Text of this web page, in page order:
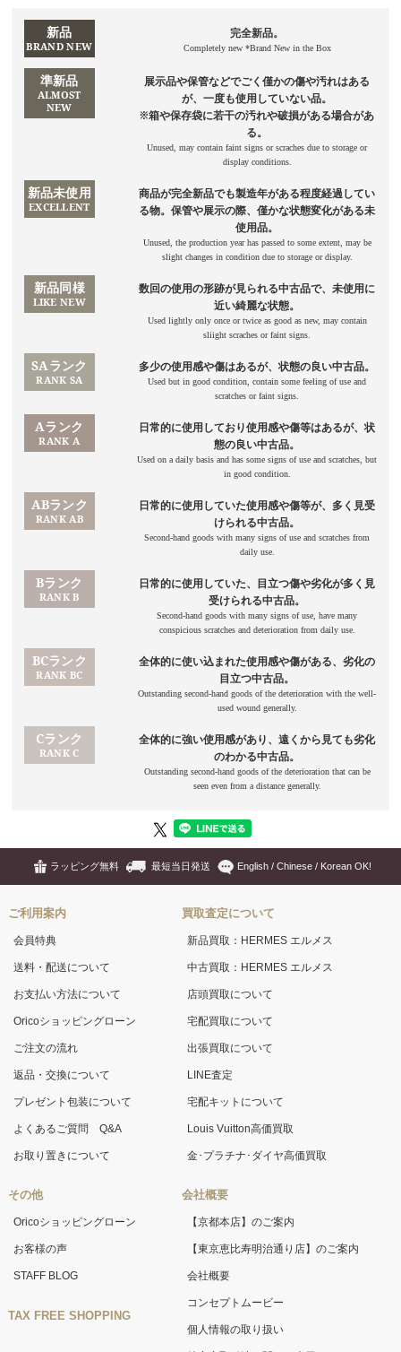
ラッピング無料 最短当日発送 English / Chinese / Korean OK!
ご利用案内
会員特典
送料・配送について
お支払い方法について
Oricoショッピングローン
ご注文の流れ
返品・交換について
プレゼント包装について
よくあるご質問 Q&A
お取り置きについて
その他
Oricoショッピングローン
お客様の声
STAFF BLOG
TAX FREE SHOPPING
買取査定について
新品買取：HERMES エルメス
中古買取：HERMES エルメス
店頭買取について
宅配買取について
出張買取について
LINE査定
宅配キットについて
Louis Vuitton高価買取
金･プラチナ･ダイヤ高価買取
会社概要
【京都本店】のご案内
【東京恵比寿明治通り店】のご案内
会社概要
コンセプトムービー
個人情報の取り扱い